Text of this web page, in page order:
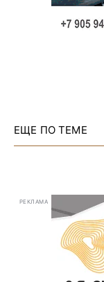
ЕЩЕ ПО ТЕМЕ
РЕКЛАМА